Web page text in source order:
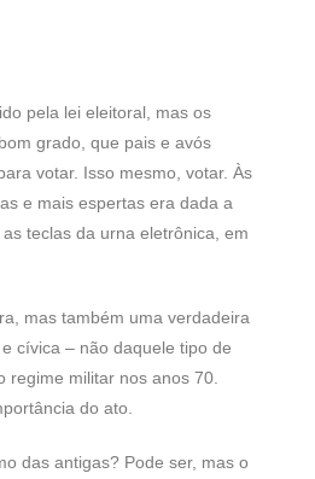
pela lei eleitoral, mas os
grado, que pais e avós
votar. Isso mesmo, votar. Às
e mais espertas era dada a
teclas da urna eletrônica, em
mas também uma verdadeira
cívica – não daquele tipo de
regime militar nos anos 70.
do ato.
das antigas? Pode ser, mas o